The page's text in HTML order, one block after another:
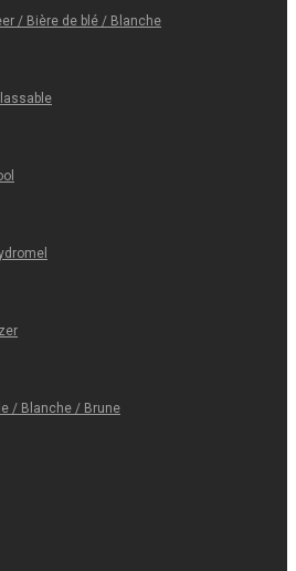
/ Bière de blé / Blanche
/ Blanche / Brune